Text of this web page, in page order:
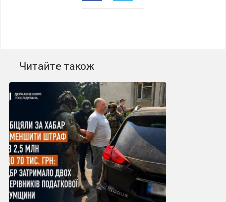
Читайте також